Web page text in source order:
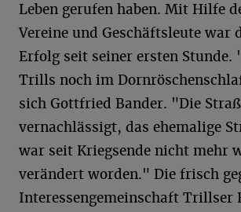
Leben gerufen haben. Mit Hilfe
Vereine und Geschäftsleute war
Erfolg seit seiner ersten Stunde.
Trills noch im
sich Gottfried Bander. "Die
vernachlässigt, das ehemalige
war seit Kriegsende nicht mehr
verändert worden." Die frisch
Interessengemeinschaft Trillser